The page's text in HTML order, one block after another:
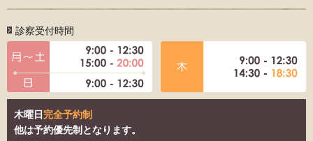
診察受付時間
木曜日完全予約制
他は予約優先制となります。